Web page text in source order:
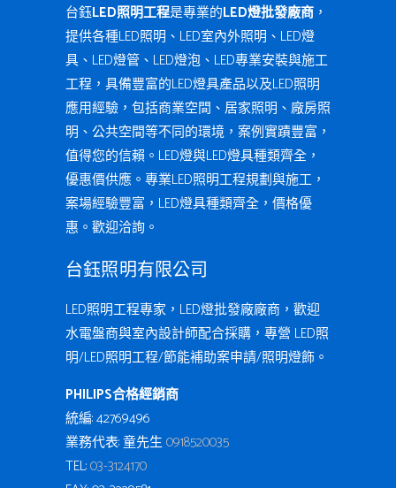
台鈺LED照明工程是專業的LED燈批發廠商 ，
提供各種LED照明、LED室內外照明、LED燈
具、LED燈管、LED燈泡、LED專業安裝與施工
工程，具備豐富的LED燈具產品以及LED照明
應用經驗，包括商業空間、居家照明、廠房照
明、公共空間等不同的環境，案例實蹟豐富，
值得您的信賴。LED燈與LED燈具種類齊全，
優惠價供應。專業LED照明工程規劃與施工，
案場經驗豐富，LED燈具種類齊全，價格優
惠。歡迎洽詢。
台鈺照明有限公司
LED照明工程專家，LED燈批發廠廠商，歡迎
水電盤商與室內設計師配合採購，專營 LED照
明/LED照明工程/節能補助案申請/照明燈飾。
PHILIPS合格經銷商
統編: 42769496
業務代表: 童先生0918520035
TEL:03-3124170